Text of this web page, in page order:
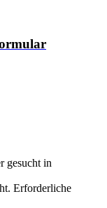
gesucht in
Erforderliche